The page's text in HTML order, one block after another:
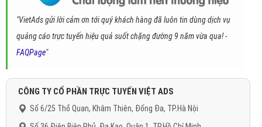
"VietAds gửi lời cảm ơn tới quý khách hàng đã luôn tin dùng dịch vụ
quảng cáo trực tuyến hiệu quả suốt chặng đường 9 năm vừa qua! -
FAQPage"
CÔNG TY CỔ PHẦN TRỰC TUYẾN VIỆT ADS
Số 6/25 Thổ Quan, Khâm Thiên, Đống Đa, TP.Hà Nội